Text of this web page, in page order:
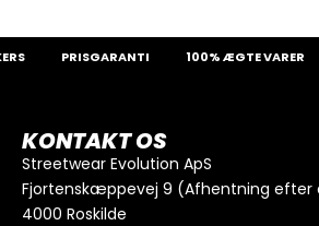
PRISGARANTI 100% ÆGTE VARER
KONTAKT OS
Streetwear Evolution ApS
Fjortenskæppevej 9 (Afhentning efter
4000 Roskilde